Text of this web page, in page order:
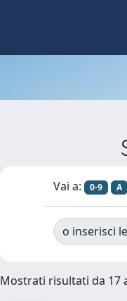
Vai a: 0-9 A
o inserisci
Mostrati risultati da 17